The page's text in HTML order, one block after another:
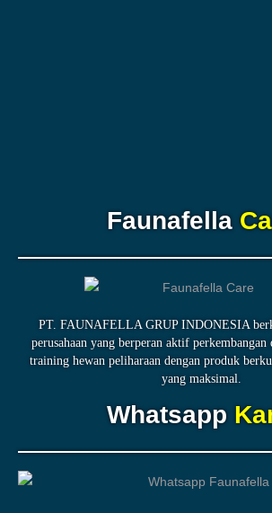
Faunafella
PT. FAUNAFELLA GRUP INDONESIA
perusahaan yang berperan aktif perkembangan
training hewan peliharaan dengan produk
yang maksimal.
Whatsapp